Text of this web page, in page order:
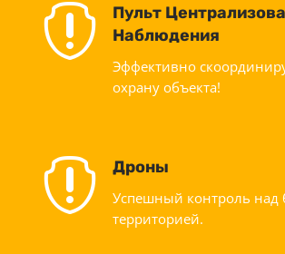

Пульт
Наблюдения
Эффективно
охрану объекта!
 Дроны
Успешный контроль над
территорией.